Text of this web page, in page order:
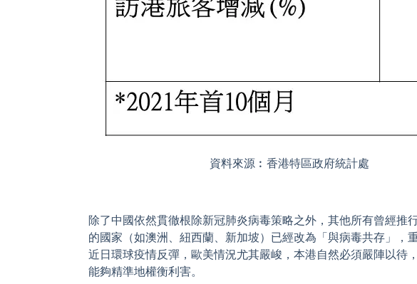
資料來源︰香港特區政府統計處
除了中國依然貫徹根除新冠肺炎病毒策略之外，其他所有曾經推
的國家（如澳洲、紐西蘭、新加坡）已經改為「與病毒共存」，重
近日環球疫情反彈，歐美情況尤其嚴峻，本港自然必須嚴陣以待
能夠精準地權衡利害。